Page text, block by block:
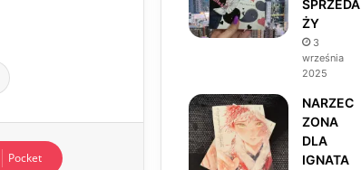
Pocket
SPRZEDA
ŻY
3
września
2025
NARZEC
ZONA
DLA
IGNATA